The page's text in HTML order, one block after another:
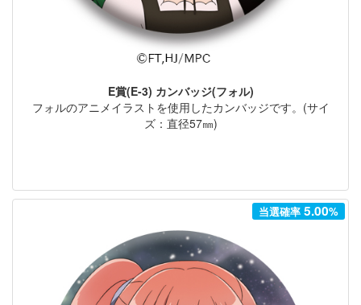
E賞(E-3) カンバッジ(フォル)
フォルのアニメイラストを使用したカンバッジです。(サイ
ズ：直径57㎜)
当選確率5.00%